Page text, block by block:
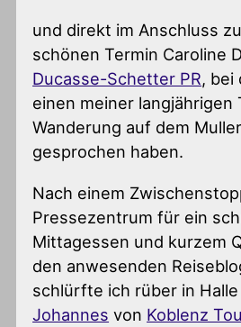
und direkt im Anschluss
schönen Termin Caroline
Ducasse-Schetter PR, bei
einen meiner langjährigen
Wanderung auf dem
gesprochen haben.
Nach einem
Pressezentrum für ein
Mittagessen und kurzem
den anwesenden
schlürfte ich rüber in
Johannes von Koblenz